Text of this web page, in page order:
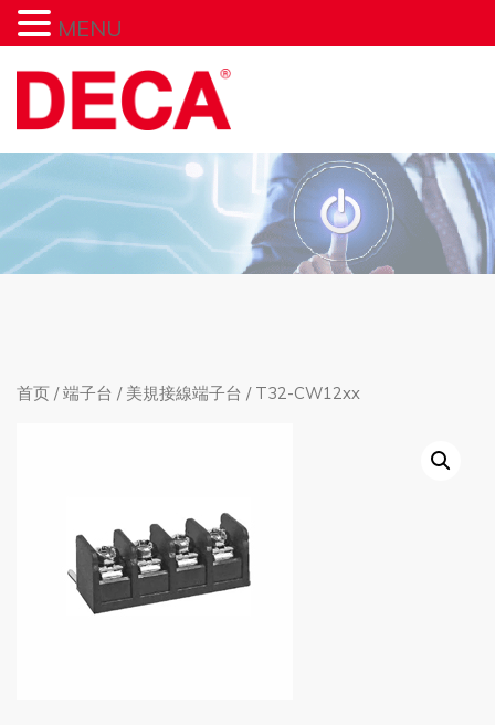
首页 /端子台 / 美規接線端子台 / T32-CW12xx
MENU